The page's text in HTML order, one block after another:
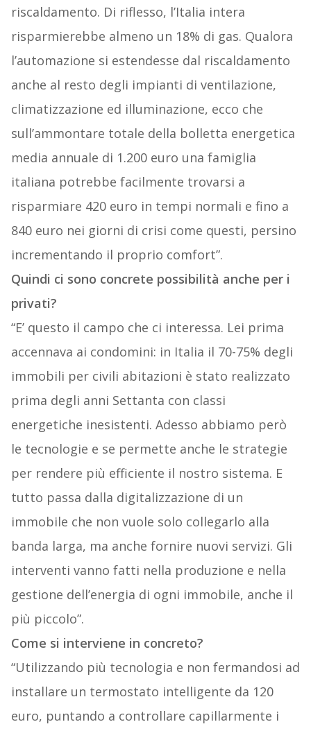
riscaldamento. Di riflesso, l’Italia intera
risparmierebbe almeno un 18% di gas. Qualora
l’automazione si estendesse dal riscaldamento
anche al resto degli impianti di ventilazione,
climatizzazione ed illuminazione, ecco che
sull’ammontare totale della bolletta energetica
media annuale di 1.200 euro una famiglia
italiana potrebbe facilmente trovarsi a
risparmiare 420 euro in tempi normali e fino a
840 euro nei giorni di crisi come questi, persino
incrementando il proprio comfort”.
Quindi ci sono concrete possibilità anche per i
privati?
“E’ questo il campo che ci interessa. Lei prima
accennava ai condomini: in Italia il 70-75% degli
immobili per civili abitazioni è stato realizzato
prima degli anni Settanta con classi
energetiche inesistenti. Adesso abbiamo però
le tecnologie e se permette anche le strategie
per rendere più efficiente il nostro sistema. E
tutto passa dalla digitalizzazione di un
immobile che non vuole solo collegarlo alla
banda larga, ma anche fornire nuovi servizi. Gli
interventi vanno fatti nella produzione e nella
gestione dell’energia di ogni immobile, anche il
più piccolo”.
Come si interviene in concreto?
“Utilizzando più tecnologia e non fermandosi ad
installare un termostato intelligente da 120
euro, puntando a controllare capillarmente i